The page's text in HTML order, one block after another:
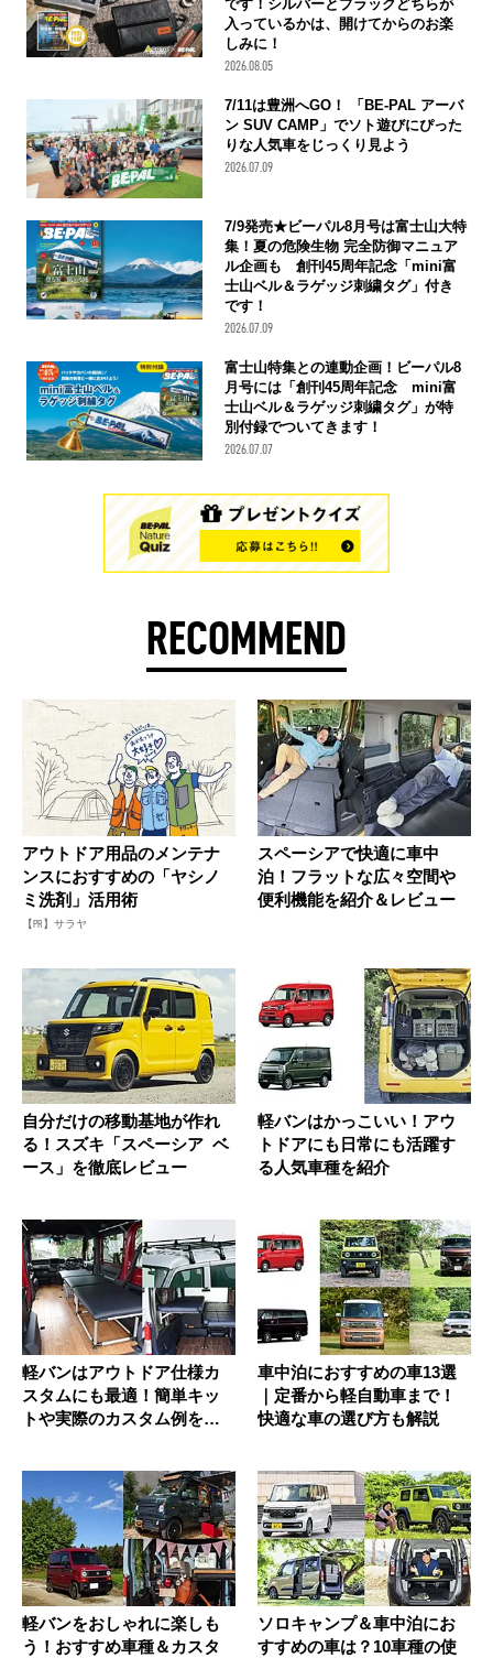
です！シルバーとブラックどちらが
入っているかは、開けてからのお楽
しみに！
2026.08.05
7/11は豊洲へGO！ 「BE-PAL アーバ
ン SUV CAMP」でソト遊びにぴった
りな人気車をじっくり見よう
2026.07.09
7/9発売★ビーパル8月号は富士山大特
集！夏の危険生物 完全防御マニュア
ル企画も 創刊45周年記念「mini富
士山ベル＆ラゲッジ刺繍タグ」付き
です！
2026.07.09
富士山特集との連動企画！ビーパル8
月号には「創刊45周年記念 mini富
士山ベル＆ラゲッジ刺繍タグ」が特
別付録でついてきます！
2026.07.07
RECOMMEND
アウトドア用品のメンテナ
ンスにおすすめの「ヤシノ
ミ洗剤」活用術
【PR】サラヤ
スペーシアで快適に車中
泊！フラットな広々空間や
便利機能を紹介＆レビュー
自分だけの移動基地が作れ
る！スズキ「スペーシア ベ
ース」を徹底レビュー
軽バンはかっこいい！アウ
トドアにも日常にも活躍す
る人気車種を紹介
軽バンはアウトドア仕様カ
スタムにも最適！簡単キッ
トや実際のカスタム例を紹
車中泊におすすめの車13選
｜定番から軽自動車まで！
快適な車の選び方も解説
軽バンをおしゃれに楽しも
う！おすすめ車種＆カスタ
ソロキャンプ＆車中泊にお
すすめの車は？10車種の使